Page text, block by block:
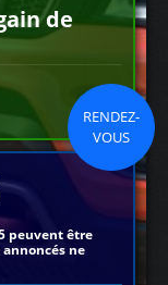
de
RENDEZ-
VOUS
peuvent être
ne